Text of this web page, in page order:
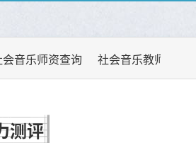
音乐师资查询 社会音乐教师会员
测评